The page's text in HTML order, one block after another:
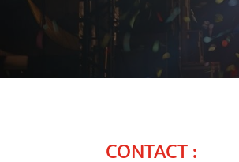
CONTACT :